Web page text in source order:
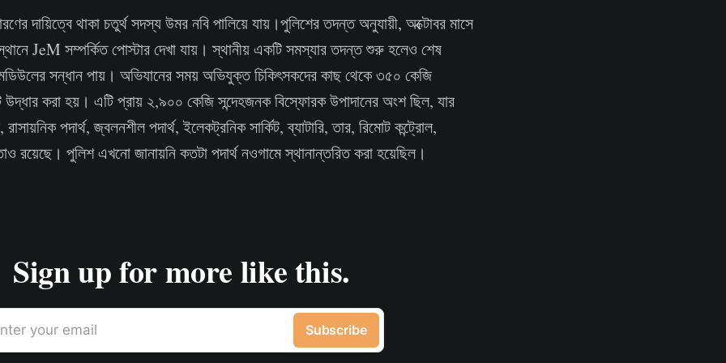
দায়িত্বে থাকা চতুর্থ সদস্য উমর নবি পালিয়ে যায়।পুলিশের তদন্ত অনুযায়ী, অক্টোবর মাসে
JeM সম্পর্কিত পোস্টার দেখা যায়। স্থানীয় একটি সমস্যার তদন্ত শুরু হলেও শেষ
মডিউলের সন্ধান পায়। অভিযানের সময় অভিযুক্ত চিকিৎসকদের কাছ থেকে ৩৫০ কেজি
উদ্ধার করা হয়। এটি প্রায় ২,৯০০ কেজি সন্দেহজনক বিস্ফোরক উপাদানের অংশ ছিল, যার
পদার্থ, জ্বলনশীল পদার্থ, ইলেকট্রনিক সার্কিট, ব্যাটারি, তার, রিমোট কন্ট্রোল,
রয়েছে। পুলিশ এখনো জানায়নি কতটা পদার্থ নওগামে স্থানান্তরিত করা হয়েছিল।
Sign up for more like this.
your email Subscribe